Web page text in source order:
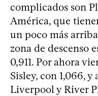
complicados son
América, que
un poco más
zona de descenso
0,911. Por ahora
Sisley, con 1,066,
Liverpool y River